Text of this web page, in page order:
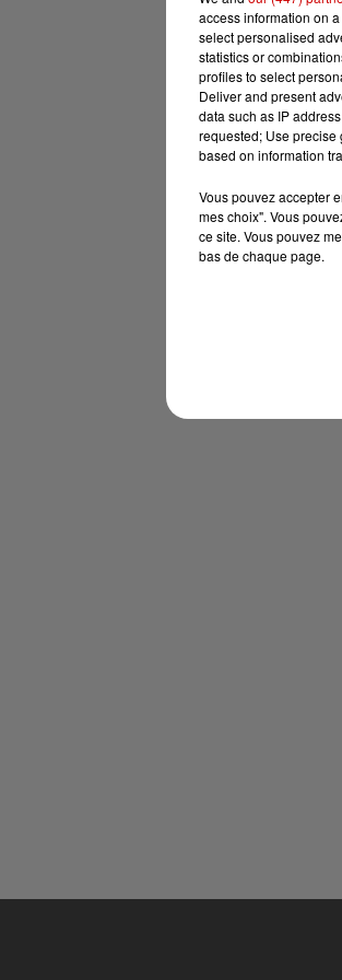
access information on
select personalised
statistics or
profiles to select
Deliver and present
data such as IP
requested; Use precise
based on information
Vous pouvez accepter
mes choix". Vous
ce site. Vous pouvez
bas de chaque page.